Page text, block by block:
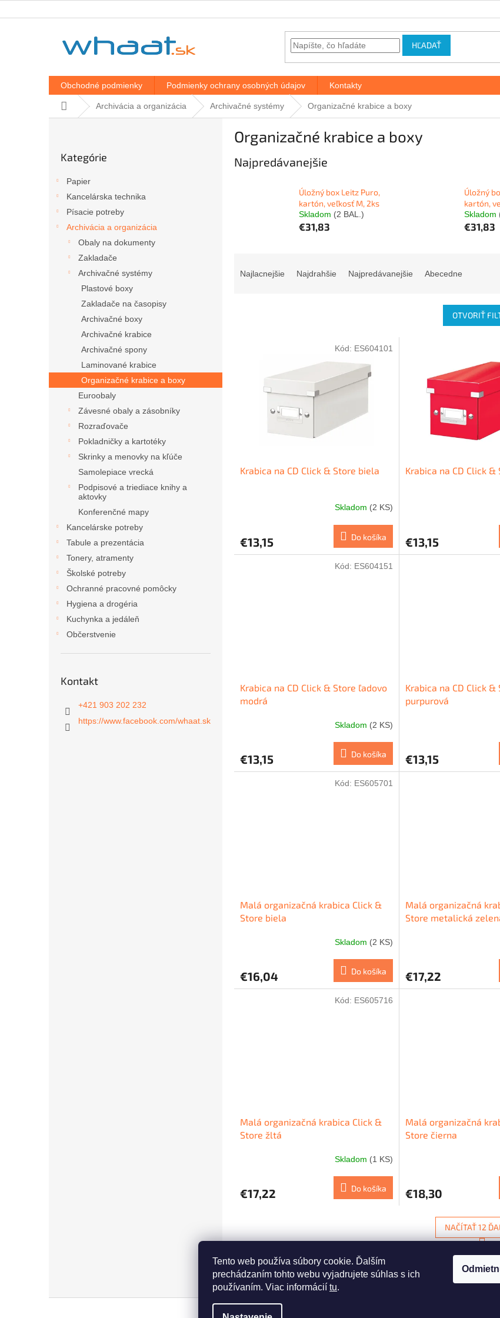
Tento web používa súbory cookie. Ďalším
prechádzaním tohto webu vyjadrujete súhlas s ich
používaním. Viac informácií tu.
na
HĽADAŤ
Obchodné podmienky Podmienky ochrany osobných údajov Kontakty
DomovArchivácia a organizácia Archivačné systémy Organizačné krabice a boxy
kategórie
Kategórie
Papier
Kancelárska technika
Písacie potreby
Archivácia a organizácia
Obaly na dokumenty
Zakladače
Archivačné systémy
Plastové boxy
Zakladače na časopisy
Archivačné boxy
Archivačné krabice
Archivačné spony
Laminované krabice
Organizačné krabice a boxy
Euroobaly
Závesné obaly a zásobníky
Rozraďovače
Pokladničky a kartotéky
Skrinky a menovky na kľúče
Samolepiace vrecká
Podpisové a triediace knihy a
aktovky
Konferenčné mapy
Kancelárske potreby
Tabule a prezentácia
Tonery, atramenty
Školské potreby
Ochranné pracovné pomôcky
Hygiena a drogéria
Kuchynka a jedáleň
Občerstvenie
Kontakt
+421 903 202 232
https://www.facebook.com/whaat.sk
Organizačné krabice a boxy
Najpredávanejšie
Úložný box Leitz Puro,
kartón, veľkosť M, 2ks
Skladom (2 BAL.)
€31,83
Úložný
kartón,
Skladom
€31,83
Najlacnejšie Najdrahšie Najpredávanejšie Abecedne
OTVORIŤ
Krabica na CD Click & Store biela
Skladom (2 KS)
€13,15 Do košíka
Kód: ES604101
Krabica na CD Click
€13,15
Krabica na CD Click & Store ľadovo
modrá
Skladom (2 KS)
€13,15 Do košíka
Kód: ES604151
Krabica na CD Click &
purpurová
€13,15
Malá organizačná krabica Click &
Store biela
Skladom (2 KS)
€16,04 Do košíka
Kód: ES605701
Malá organizačná
Store metalická
€17,22
Malá organizačná krabica Click &
Store žltá
Skladom (1 KS)
€17,22 Do košíka
Kód: ES605716
Malá organizačná
Store čierna
€18,30
O
v
l
á
NAČÍTAŤ 12
S
t
r
á
n
HORE